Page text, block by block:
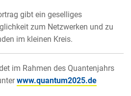
gibt ein geselliges
zum Netzwerken und zu
im kleinen Kreis.
im Rahmen des Quantenjahrs
www.quantum2025.de